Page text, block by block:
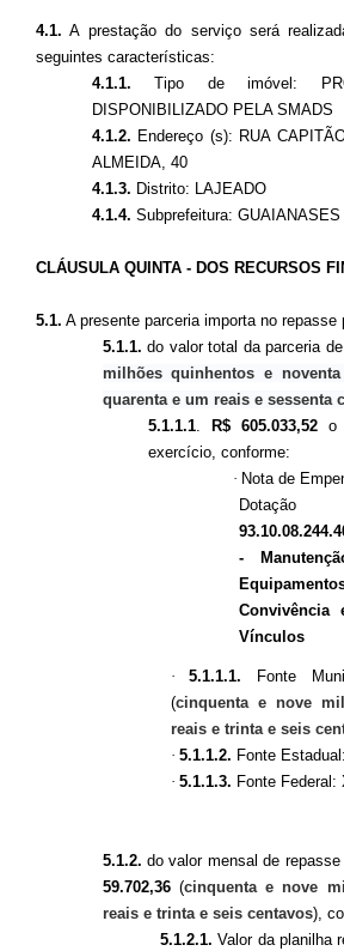
4.1. A prestação do serviço será
seguintes características:
4.1.1. Tipo de imóvel:
DISPONIBILIZADO PELA SMADS
4.1.2. Endereço (s): RUA
ALMEIDA, 40
4.1.3. Distrito: LAJEADO
4.1.4. Subprefeitura: GUAIANASES
CLÁUSULA QUINTA - DOS RECURSOS
5.1. A presente parceria importa no
5.1.1. do valor total da parceria de
milhões quinhentos e
quarenta e um reais e sessenta
5.1.1.1. R$ 605.033,52
o
exercício, conforme:
· Nota de
-
Convivência
Vínculos
·5.1.1.1. Fonte
(cinquenta e nove
reais e trinta e seis
· 5.1.1.2. Fonte
· 5.1.1.3. Fonte Federal:
5.1.2. do valor mensal de
59.702,36(cinquenta e nove
reais e trinta e seis centavos),
5.1.2.1.Valor da planilha